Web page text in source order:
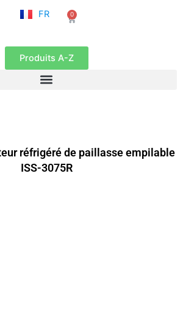
FR
EN
0
Panier
Produits A-Z
réfrigéré de paillasse empilable
ISS-3075R